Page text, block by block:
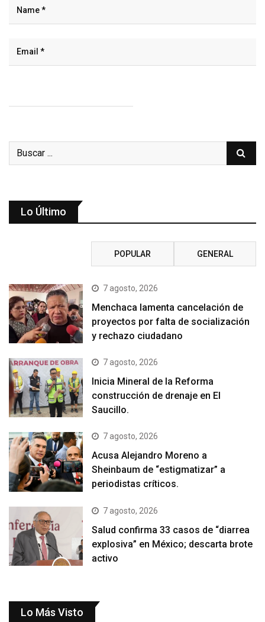
Lo Último
POPULAR GENERAL
7 agosto, 2026
Menchaca lamenta cancelación de
proyectos por falta de socialización
y rechazo ciudadano
7 agosto, 2026
Inicia Mineral de la Reforma
construcción de drenaje en El
Saucillo.
7 agosto, 2026
Acusa Alejandro Moreno a
Sheinbaum de “estigmatizar” a
periodistas críticos.
7 agosto, 2026
Salud confirma 33 casos de “diarrea
explosiva” en México; descarta brote
activo
Lo Más Visto